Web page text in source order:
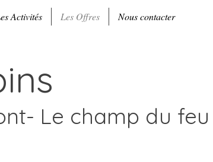
Activités Les Offres Nous contacter
Le champ du feu